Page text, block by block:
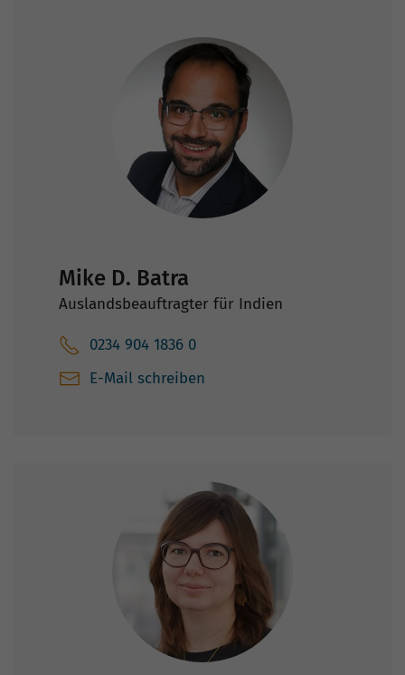
Mike D. Batra
Auslandsbeauftragter für Indien
0234 904 1836 0
E-Mail schreiben